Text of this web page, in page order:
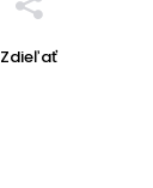
Zdieľať